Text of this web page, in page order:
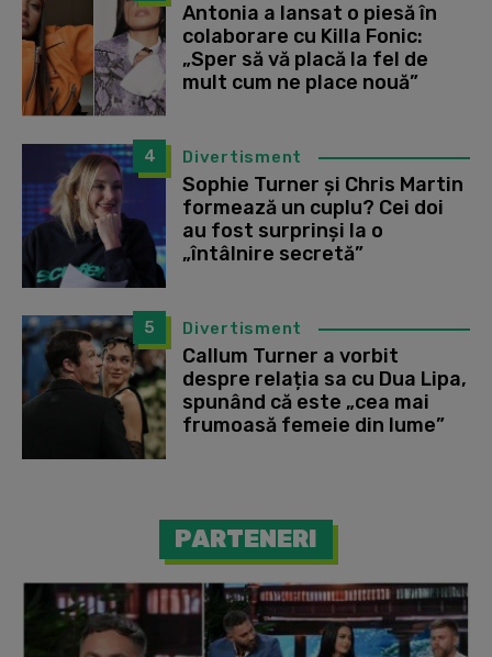
Antonia a lansat o piesă în
colaborare cu Killa Fonic:
„Sper să vă placă la fel de
mult cum ne place nouă”
4 Divertisment
Sophie Turner și Chris Martin
formează un cuplu? Cei doi
au fost surprinși la o
„întâlnire secretă”
5 Divertisment
Callum Turner a vorbit
despre relația sa cu Dua Lipa,
spunând că este „cea mai
frumoasă femeie din lume”
PARTENERI